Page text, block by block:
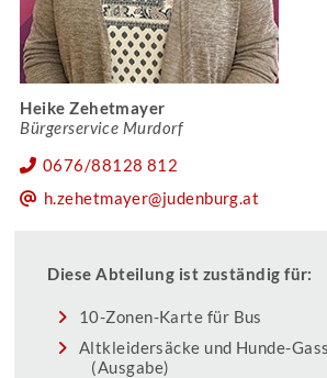
Heike Zehetmayer
Bürgerservice Murdorf
0676/88128 812
h.zehetmayer@judenburg.at
Diese Abteilung ist zuständig für:
10-Zonen-Karte für Bus
Altkleidersäcke und Hunde-
(Ausgabe)